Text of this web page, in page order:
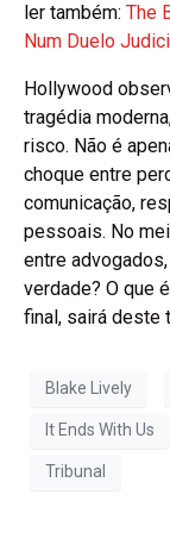
ler também: The
Num Duelo
Hollywood
tragédia
risco. Não é
choque entre
comunicação,
pessoais. No
entre
verdade? O que
final, sairá deste
Blake Lively
It Ends With Us
Tribunal